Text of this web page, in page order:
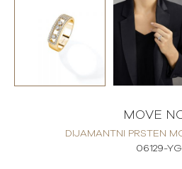
MOVE
DIJAMANTNI PRSTEN
06129-YG